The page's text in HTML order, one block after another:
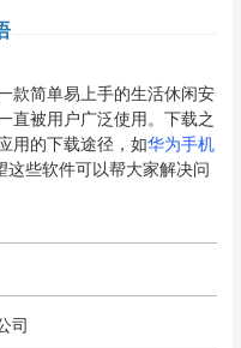
简单易上手的生活休闲安
直被用户广泛使用。下载之
用的下载途径，如华为手机
这些软件可以帮大家解决问
司